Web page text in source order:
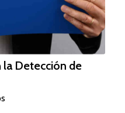
la Detección de